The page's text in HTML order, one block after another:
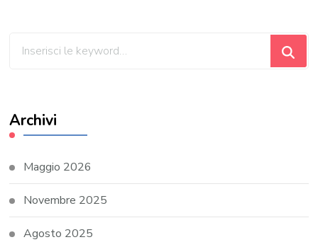
Archivi
Maggio 2026
Novembre 2025
Agosto 2025